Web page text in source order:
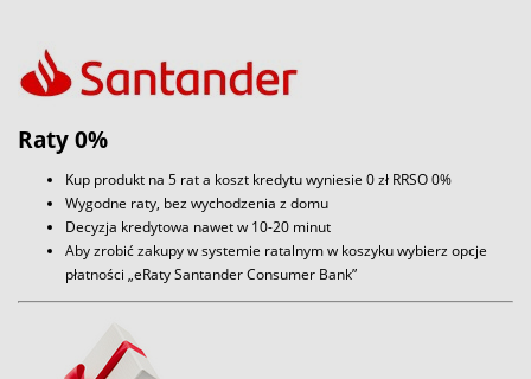
Raty 0%
Kup produkt na 5 rat a koszt kredytu wyniesie 0 zł RRSO 0%
Wygodne raty, bez wychodzenia z domu
Decyzja kredytowa nawet w 10-20 minut
Aby zrobić zakupy w systemie ratalnym w koszyku wybierz opcje
płatności „eRaty Santander Consumer Bank”